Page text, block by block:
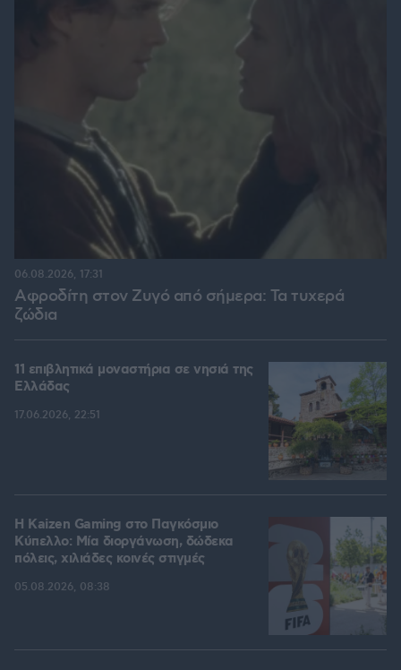
Αφροδίτη στον Ζυγό από σήμερα: Τα τυχερά
ζώδια
06.08.2026, 17:31
11 επιβλητικά μοναστήρια σε νησιά της
Ελλάδας
17.06.2026, 22:51
H Kaizen Gaming στο Παγκόσμιο
Kύπελλο: Μία διοργάνωση, δώδεκα
πόλεις, χιλιάδες κοινές στιγμές
05.08.2026, 08:38